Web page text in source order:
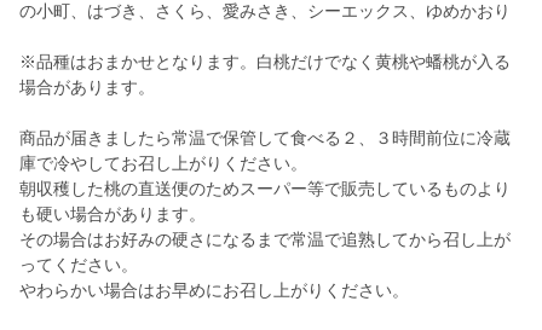
の小町、はづき、さくら、愛みさき、シーエックス、ゆめかおり
※品種はおまかせとなります。白桃だけでなく黄桃や蟠桃が入る
場合があります。
商品が届きましたら常温で保管して食べる２、３時間前位に冷蔵
庫で冷やしてお召し上がりください。
朝収穫した桃の直送便のためスーパー等で販売しているものより
も硬い場合があります。
その場合はお好みの硬さになるまで常温で追熟してから召し上が
ってください。
やわらかい場合はお早めにお召し上がりください。